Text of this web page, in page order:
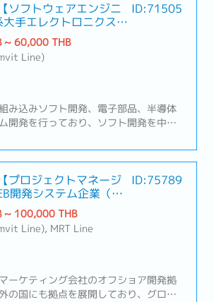
ソフトウェアエンジニ
手エレクトロニクス商
ID:71505
~ 60,000 THB
Line)
み込みソフト開発、電子部品、半導体
開発を行っており、ソフト開発を中心
ベース開発）を得意としモーター制
ソフトの開発、コネクティッド関連シ
開発に注力しています。【業務内容】
テム開発における、要求分析から設
でのソフトウェア開発業務・ソフトウ
ーキテクチャ設計・テスト設計と評
を用いたモデル開発※日本出張あ
開発言語： MATLAB/Simulink・OS：
ョン管理：SVN, GitHub・その他：
プロジェクトマネージ
開発システム企業（大
ループ）
ID:75789
~ 100,000 THB
Line), MRT Line
ーケティング会社のオフショア開発拠
の国にも拠点を展開しており、グロー